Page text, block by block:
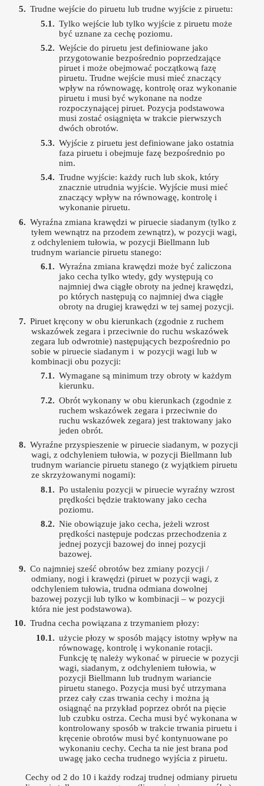
Trudne wejście do piruetu lub trudne wyjście z piruetu:
Tylko wejście lub tylko wyjście z piruetu może
być uznane za cechę poziomu.
Wejście do piruetu jest definiowane jako
przygotowanie bezpośrednio poprzedzające
piruet i może obejmować początkową fazę
piruetu. Trudne wejście musi mieć znaczący
wpływ na równowagę, kontrolę oraz wykonanie
piruetu i musi być wykonane na nodze
rozpoczynającej piruet. Pozycja podstawowa
musi zostać osiągnięta w trakcie pierwszych
dwóch obrotów.
Wyjście z piruetu jest definiowane jako ostatnia
faza piruetu i obejmuje fazę bezpośrednio po
nim.
Trudne wyjście: każdy ruch lub skok, który
znacznie utrudnia wyjście. Wyjście musi mieć
znaczący wpływ na równowagę, kontrolę i
wykonanie piruetu.
Wyraźna zmiana krawędzi w piruecie siadanym (tylko z
tyłem wewnątrz na przodem zewnątrz), w pozycji wagi,
z odchyleniem tułowia, w pozycji Biellmann lub
trudnym wariancie piruetu stanego:
Wyraźna zmiana krawędzi może być zaliczona
jako cecha tylko wtedy, gdy występują co
najmniej dwa ciągłe obroty na jednej krawędzi,
po których następują co najmniej dwa ciągłe
obroty na drugiej krawędzi w tej samej pozycji.
Piruet kręcony w obu kierunkach (zgodnie z ruchem
wskazówek zegara i przeciwnie do ruchu wskazówek
zegara lub odwrotnie) następujących bezpośrednio po
sobie w piruecie siadanym i w pozycji wagi lub w
kombinacji obu pozycji:
Wymagane są minimum trzy obroty w każdym
kierunku.
Obrót wykonany w obu kierunkach (zgodnie z
ruchem wskazówek zegara i przeciwnie do
ruchu wskazówek zegara) jest traktowany jako
jeden obrót.
Wyraźne przyspieszenie w piruecie siadanym, w pozycji
wagi, z odchyleniem tułowia, w pozycji Biellmann lub
trudnym wariancie piruetu stanego (z wyjątkiem piruetu
ze skrzyżowanymi nogami):
Po ustaleniu pozycji w piruecie wyraźny wzrost
prędkości będzie traktowany jako cecha
poziomu.
Nie obowiązuje jako cecha, jeżeli wzrost
prędkości następuje podczas przechodzenia z
jednej pozycji bazowej do innej pozycji
bazowej.
Co najmniej sześć obrotów bez zmiany pozycji /
odmiany, nogi i krawędzi (piruet w pozycji wagi, z
odchyleniem tułowia, trudna odmiana dowolnej
bazowej pozycji lub tylko w kombinacji – w pozycji
która nie jest podstawowa).
Trudna cecha powiązana z trzymaniem płozy:
użycie płozy w sposób mający istotny wpływ na
równowagę, kontrolę i wykonanie rotacji.
Funkcję tę należy wykonać w piruecie w pozycji
wagi, siadanym, z odchyleniem tułowia, w
pozycji Biellmann lub trudnym wariancie
piruetu stanego. Pozycja musi być utrzymana
przez cały czas trwania cechy i można ją
osiągnąć na przykład poprzez obrót na pięcie
lub czubku ostrza. Cecha musi być wykonana w
kontrolowany sposób w trakcie trwania piruetu i
kręcenie obrotów musi być kontynuowane po
wykonaniu cechy. Cecha ta nie jest brana pod
uwagę jako cecha trudnego wyjścia z piruetu.
Cechy od 2 do 10 i każdy rodzaj trudnej odmiany piruetu